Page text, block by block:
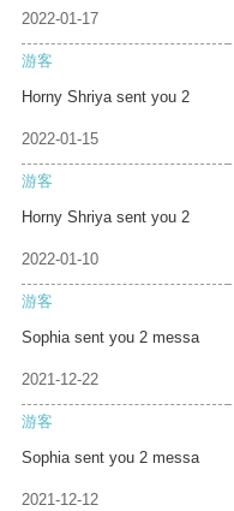
2022-01-17
游客
Horny Shriya sent you 2
2022-01-15
游客
Horny Shriya sent you 2
2022-01-10
游客
Sophia sent you 2 messa
2021-12-22
游客
Sophia sent you 2 messa
2021-12-12